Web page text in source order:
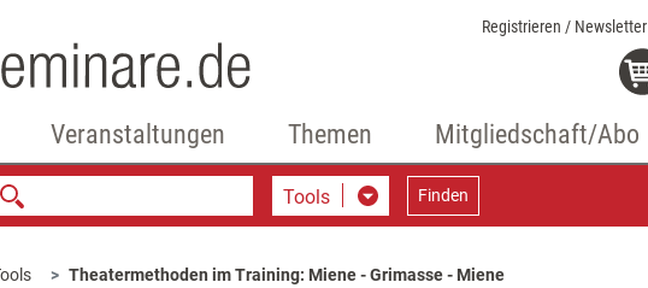
Registrieren / Newsletter
Veranstaltungen Themen Mitgliedschaft/Abo
Tools Finden
Theatermethoden im Training: Miene - Grimasse - Miene